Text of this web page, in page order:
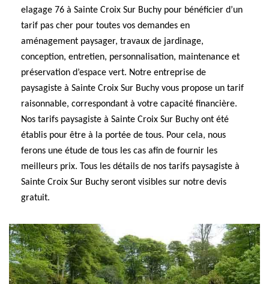
elagage 76 à Sainte Croix Sur Buchy pour bénéficier d’un
tarif pas cher pour toutes vos demandes en
aménagement paysager, travaux de jardinage,
conception, entretien, personnalisation, maintenance et
préservation d’espace vert. Notre entreprise de
paysagiste à Sainte Croix Sur Buchy vous propose un tarif
raisonnable, correspondant à votre capacité financière.
Nos tarifs paysagiste à Sainte Croix Sur Buchy ont été
établis pour être à la portée de tous. Pour cela, nous
ferons une étude de tous les cas afin de fournir les
meilleurs prix. Tous les détails de nos tarifs paysagiste à
Sainte Croix Sur Buchy seront visibles sur notre devis
gratuit.